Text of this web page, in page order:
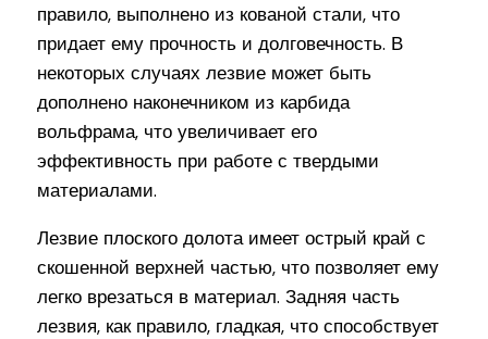
правило, выполнено из кованой стали, что
придает ему прочность и долговечность. В
некоторых случаях лезвие может быть
дополнено наконечником из карбида
вольфрама, что увеличивает его
эффективность при работе с твердыми
материалами.
Лезвие плоского долота имеет острый край с
скошенной верхней частью, что позволяет ему
легко врезаться в материал. Задняя часть
лезвия, как правило, гладкая, что способствует